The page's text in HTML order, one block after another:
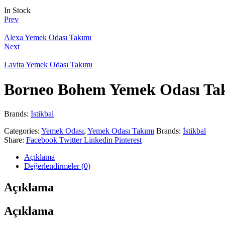
In Stock
Prev
Alexa Yemek Odası Takımı
Next
Lavita Yemek Odası Takımı
Borneo Bohem Yemek Odası
Brands: İstikbal
Categories: Yemek Odası, Yemek Odası Takımı Brands: İstikbal
Share: Facebook Twitter Linkedin Pinterest
Açıklama
Değerlendirmeler (0)
Açıklama
Açıklama